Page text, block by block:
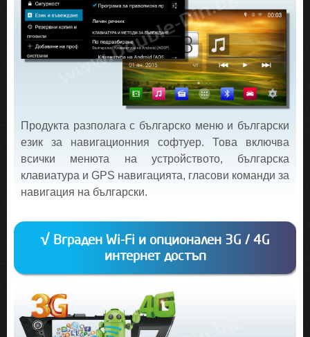
Продукта разполага с българско меню и български
език за навигационния софтуер. Това включва
всички менюта на устройството, българска
клавиатура и GPS навигацията, гласови команди за
навигация на български.
√ Вграден Wi-Fi и опционален 3G / 4G
интернет достъп